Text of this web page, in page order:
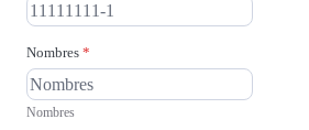
Nombres *
Nombres